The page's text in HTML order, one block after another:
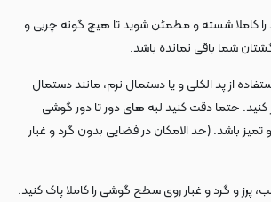
کاملا شسته و مطمئن شوید تا هیچ گونه چربی و
شما باقی نمانده باشد.
از پد الکلی و یا دستمال نرم، مانند دستمال
حتما دقت کنید لبه های دور تا دور گوشی
تمیز باشد. (حد الامکان در فضایی بدون گرد و غبار
پرز و گرد و غبار روی سطح گوشی را کاملا پاک کنید.